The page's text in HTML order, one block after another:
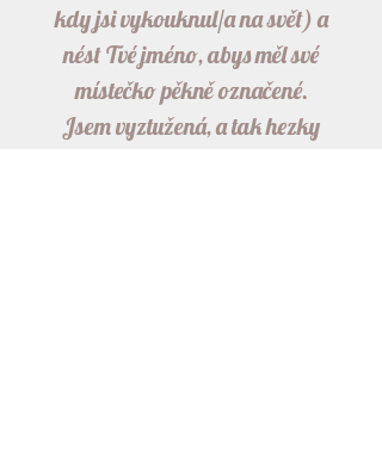
kdy jsi vykouknul/a na svět) a
nést Tvé jméno, abys měl své
místečko pěkně označené.
Jsem vyztužená, a tak hezky